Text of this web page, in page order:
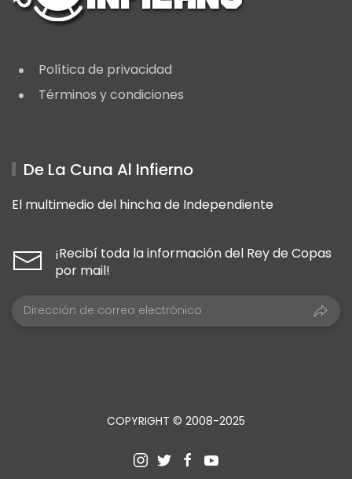
Política de privacidad
Términos y condiciones
De La Cuna Al Infierno
El multimedio del hincha de Independiente
¡Recibí toda la información del Rey de Copas
por mail!
COPYRIGHT © 2008-2025